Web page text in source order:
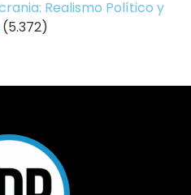
Realismo Político y
(5.372)